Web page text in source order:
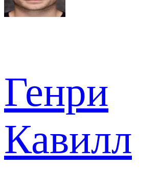
Генри
Кавилл